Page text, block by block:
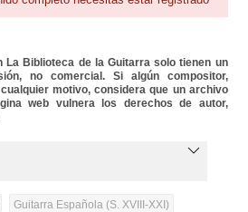
Reproductor
La Biblioteca de la Guitarra solo tienen un
no comercial. Si algún compositor,
motivo, considera que un archivo
web vulnera los derechos de autor,
Guitarra Española (S. XVIII-XXI)